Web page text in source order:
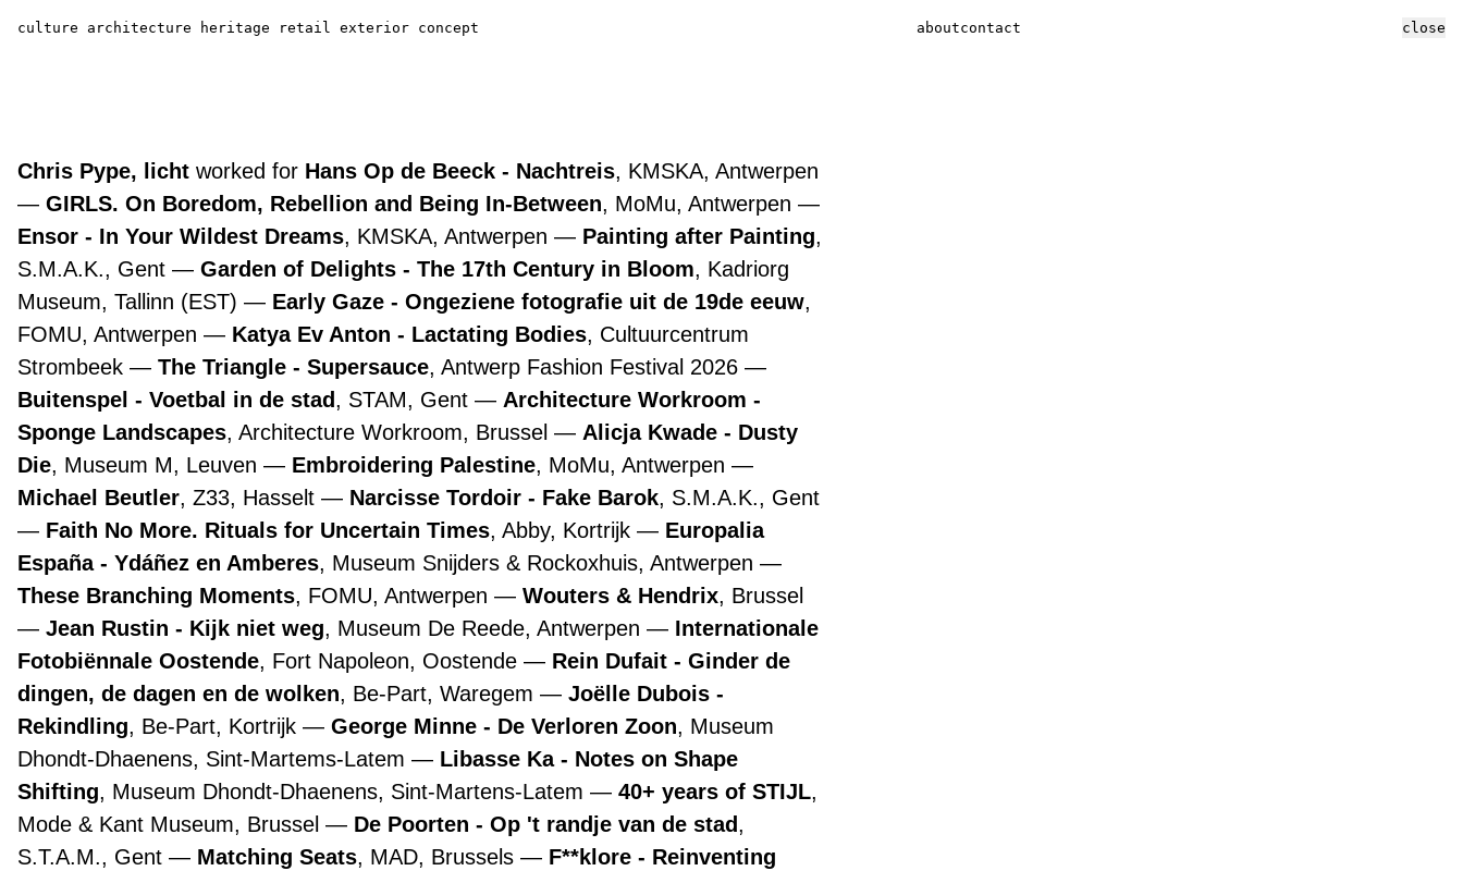
culture architecture heritage retail exterior concept aboutcontact
Chris Pype, licht worked for Hans Op de Beeck - Nachtreis, KMSKA, Antwerpen
GIRLS. On Boredom, Rebellion and Being In-Between, MoMu, Antwerpen
Ensor - In Your Wildest Dreams, KMSKA, Antwerpen Painting after Painting,
S.M.A.K., Gent
Garden of Delights - The 17th Century in Bloom, Kadriorg
Museum, Tallinn (EST)
Early Gaze - Ongeziene fotografie uit de 19de eeuw,
FOMU, Antwerpen
Katya Ev Anton - Lactating Bodies, Cultuurcentrum
Strombeek
The Triangle - Supersauce, Antwerp Fashion Festival 2026
Buitenspel - Voetbal in de stad, STAM, Gent
Architecture Workroom -
Sponge Landscapes, Architecture Workroom, Brussel
Alicja Kwade - Dusty
Die, Museum M, Leuven Embroidering Palestine, MoMu, Antwerpen
Michael Beutler, Z33, Hasselt Narcisse Tordoir - Fake Barok, S.M.A.K., Gent
Faith No More. Rituals for Uncertain Times, Abby, Kortrijk
Europalia
España - Ydáñez en Amberes, Museum Snijders & Rockoxhuis, Antwerpen
These Branching Moments, FOMU, Antwerpen Wouters & Hendrix, Brussel
Jean Rustin - Kijk niet weg, Museum De Reede, Antwerpen
Internationale
Fotobiënnale Oostende, Fort Napoleon, Oostende
Rein Dufait - Ginder de
dingen, de dagen en de wolken, Be-Part, Waregem
Joëlle Dubois -
Rekindling, Be-Part, Kortrijk George Minne - De Verloren Zoon, Museum
Dhondt-Dhaenens, Sint-Martems-Latem
Libasse Ka - Notes on Shape
Shifting, Museum Dhondt-Dhaenens, Sint-Martens-Latem 40+ years of STIJL,
Mode & Kant Museum, Brussel
De Poorten - Op 't randje van de stad,
S.T.A.M., Gent
Matching Seats, MAD, Brussels
F**klore - Reinventing
close